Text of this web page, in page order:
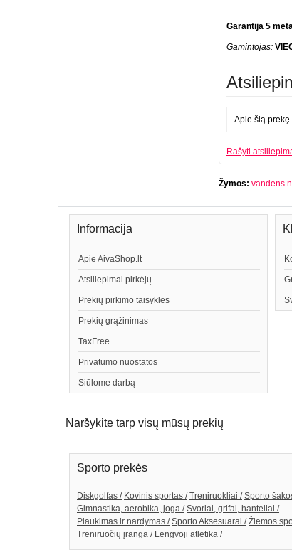
Garantija 5
Gamintojas:
Apie šią
Rašyti
Žymos: vandens
Informacija
Apie AivaShop.lt
Atsiliepimai pirkėjų
Prekių pirkimo taisyklės
Prekių grąžinimas
TaxFree
Privatumo nuostatos
Siūlome darbą
Naršykite tarp visų mūsų prekių
Sporto prekės
Diskgolfas / Kovinis sportas / Treniruokliai / Sporto
Gimnastika, aerobika, joga / Svoriai, grifai, hanteliai /
Plaukimas ir nardymas / Sporto Aksesuarai / Žiemos
Treniruočių įranga / Lengvoji atletika /